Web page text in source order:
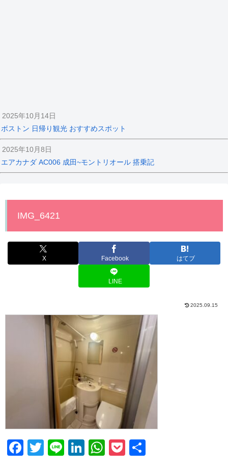
2025年10月14日
ボストン 日帰り観光 おすすめスポット
2025年10月8日
エアカナダ AC006 成田~モントリオール 搭乗記
IMG_6421
X Facebook はてブ
LINE
2025.09.15
F
T
Li
Li
W P